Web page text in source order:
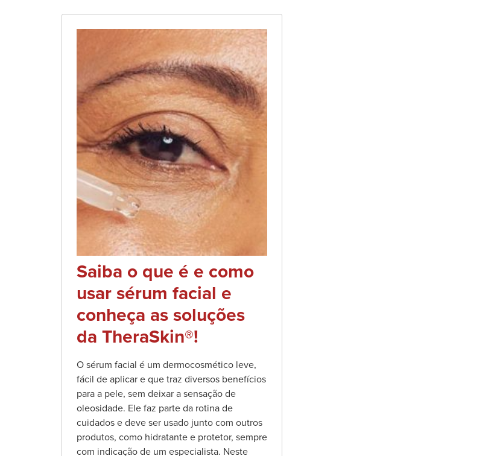
Saiba o que é e como
usar sérum facial e
conheça as soluções
da TheraSkin®!
O sérum facial é um dermocosmético leve,
fácil de aplicar e que traz diversos benefícios
para a pele, sem deixar a sensação de
oleosidade. Ele faz parte da rotina de
cuidados e deve ser usado junto com outros
produtos, como hidratante e protetor, sempre
com indicação de um especialista. Neste